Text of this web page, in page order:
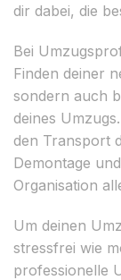
dir dabei, die
Bei
Finden deiner
sondern auch
deines
den Transport
Demontage
Organisation
Um deinen
stressfrei wie
professionelle